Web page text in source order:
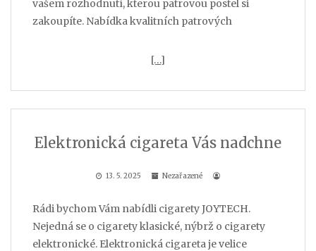
vašem rozhodnutí, kterou patrovou postel si
zakoupíte. Nabídka kvalitních patrových
[…]
Elektronická cigareta Vás nadchne
13. 5. 2025 Nezařazené
Rádi bychom Vám nabídli cigarety JOYTECH.
Nejedná se o cigarety klasické, nýbrž o cigarety
elektronické. Elektronická cigareta je velice